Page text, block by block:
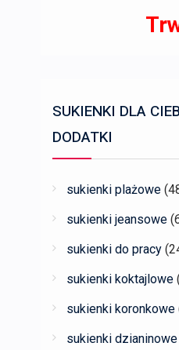
SUKIENKI DLA
DODATKI
sukienki plażowe
sukienki jeansowe
sukienki do pracy
sukienki koktajlowe
sukienki koronkowe
sukienki dzianinowe